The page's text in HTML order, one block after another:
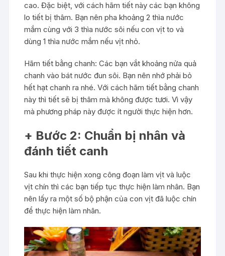
cao. Đặc biệt, với cách hãm tiết này các bạn không
lo tiết bị thâm. Bạn nên pha khoảng 2 thìa nước
mắm cùng với 3 thìa nước sôi nếu con vịt to và
dùng 1 thìa nước mắm nếu vịt nhỏ.
Hãm tiết bằng chanh: Các bạn vắt khoảng nửa quả
chanh vào bát nước đun sôi. Bạn nên nhớ phải bỏ
hết hạt chanh ra nhé. Với cách hãm tiết bằng chanh
này thì tiết sẽ bị thâm mà không được tươi. Vì vậy
mà phương pháp này được ít người thực hiện hơn.
+ Bước 2: Chuẩn bị nhân và
đánh tiết canh
Sau khi thực hiện xong công đoạn làm vịt và luộc
vịt chín thì các bạn tiếp tục thực hiện làm nhân. Bạn
nên lấy ra một số bộ phận của con vịt đã luộc chín
để thực hiện làm nhân.